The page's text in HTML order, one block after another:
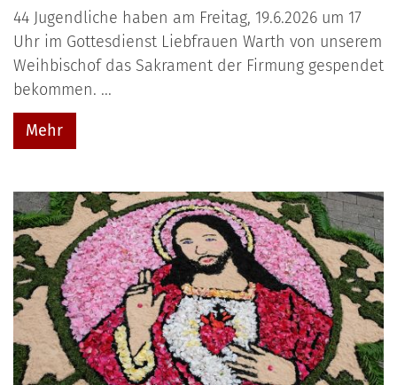
44 Jugendliche haben am Freitag, 19.6.2026 um 17
Uhr im Gottesdienst Liebfrauen Warth von unserem
Weihbischof das Sakrament der Firmung gespendet
bekommen. ...
Mehr